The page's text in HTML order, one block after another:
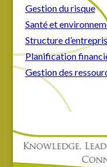
Gestion du risque
Santé et
Structure
Planification
Gestion des